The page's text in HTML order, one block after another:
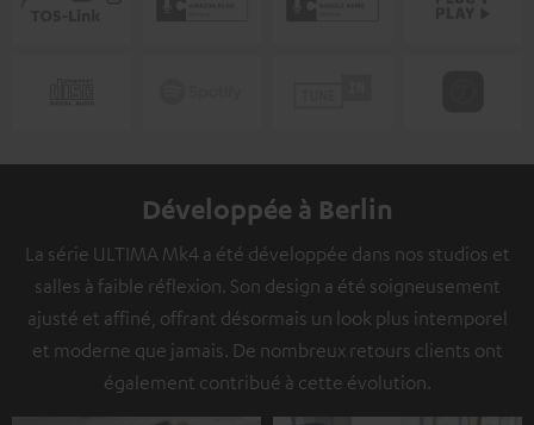
Développée à Berlin
La série ULTIMA Mk4 a été développée dans nos studios et
salles à faible réflexion. Son design a été soigneusement
ajusté et affiné, offrant désormais un look plus intemporel
et moderne que jamais. De nombreux retours clients ont
également contribué à cette évolution.